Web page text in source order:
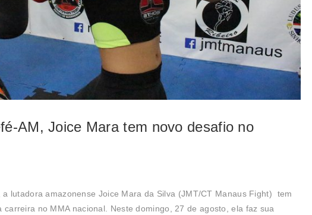
AM, Joice Mara tem novo desafio no
lutadora amazonense Joice Mara da Silva (JMT/CT Manaus Fight) tem
no MMA nacional. Neste domingo, 27 de agosto, ela faz sua